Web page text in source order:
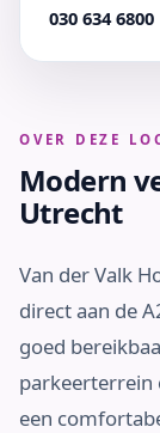
030 634 6800
OVER DEZE
Modern
Utrecht
Van der Valk
direct aan de
goed
parkeerterrein
een